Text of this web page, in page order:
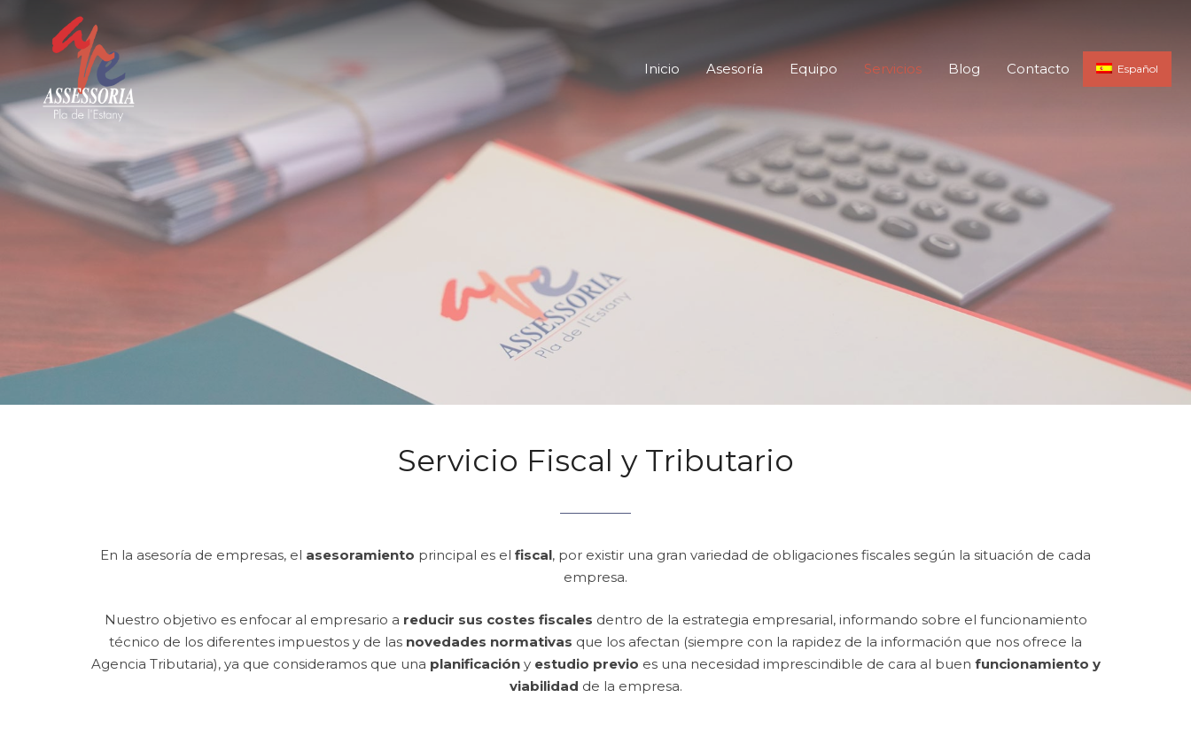
Inicio Asesoría Equipo Servicios Blog Contacto Español
Servicio Fiscal y Tributario
En la asesoría de empresas, el asesoramiento principal es el fiscal, por existir una gran variedad de obligaciones fiscales según la situación de cada
empresa.
Nuestro objetivo es enfocar al empresario a reducir sus costes fiscales dentro de la estrategia empresarial, informando sobre el funcionamiento
técnico de los diferentes impuestos y de las novedades normativas que los afectan (siempre con la rapidez de la información que nos ofrece la
Agencia Tributaria), ya que consideramos que una planificacióny estudio previo es una necesidad imprescindible de cara al buen funcionamiento y
viabilidad de la empresa.